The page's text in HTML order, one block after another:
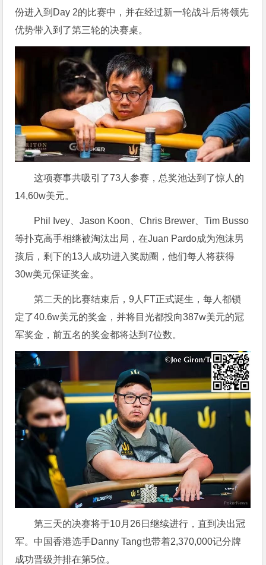
份进入到Day 2的比赛中，并在经过新一轮战斗后将领先
优势带入到了第三轮的决赛桌。
这项赛事共吸引了73人参赛，总奖池达到了惊人的
14,60w美元。
Phil Ivey、Jason Koon、Chris Brewer、Tim Busso
等扑克高手相继被淘汰出局，在Juan Pardo成为泡沫男
孩后，剩下的13人成功进入奖励圈，他们每人将获得
30w美元保证奖金。
第二天的比赛结束后，9人FT正式诞生，每人都锁
定了40.6w美元的奖金，并将目光都投向387w美元的冠
军奖金，前五名的奖金都将达到7位数。
第三天的决赛将于10月26日继续进行，直到决出冠
军。中国香港选手Danny Tang也带着2,370,000记分牌
成功晋级并排在第5位。